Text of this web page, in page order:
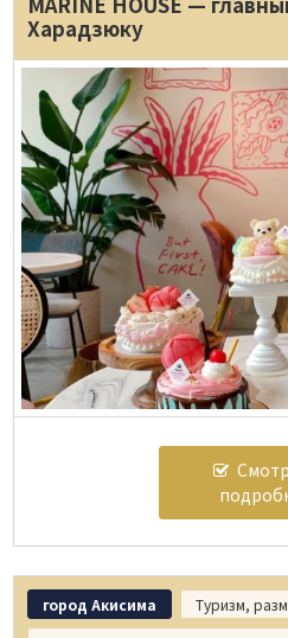
Харадзюку
город Акисима
Туризм,